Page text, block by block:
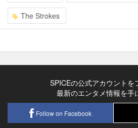
The Strokes
SPICEの公式アカウントを
最新のエンタメ情報を手
Follow on Facebook